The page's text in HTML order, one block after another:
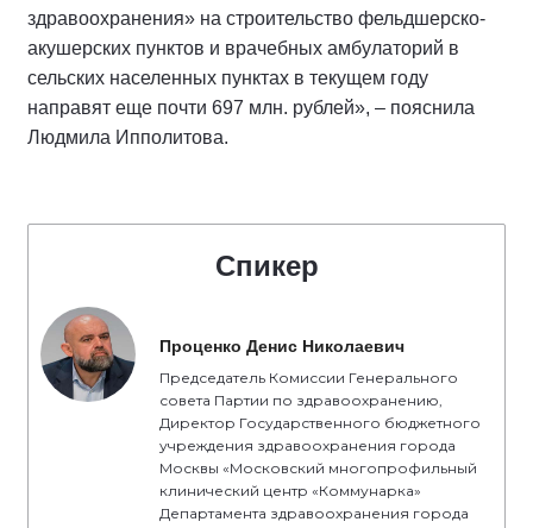
здравоохранения» на строительство фельдшерско-
акушерских пунктов и врачебных амбулаторий в
сельских населенных пунктах в текущем году
направят еще почти 697 млн. рублей», – пояснила
Людмила Ипполитова.
Спикер
Проценко Денис Николаевич
Председатель Комиссии Генерального
совета Партии по здравоохранению,
Директор Государственного бюджетного
учреждения здравоохранения города
Москвы «Московский многопрофильный
клинический центр «Коммунарка»
Департамента здравоохранения города